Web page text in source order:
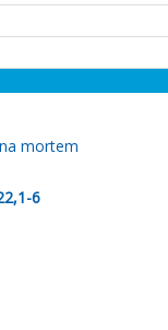
mortem
6